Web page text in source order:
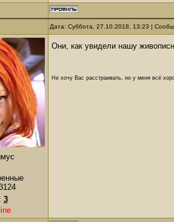
Дата: Суббота, 27.10.2018, 13:23 |
3
Они, как увидели нашу
Не хочу Вас расстраивать, но у меня всё